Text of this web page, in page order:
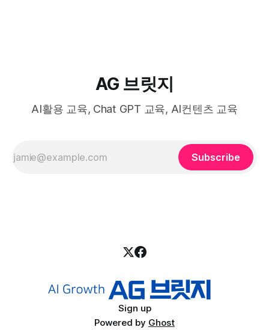
AG 브릿지
AI활용 교육, Chat GPT 교육, AI컨텐츠 교육
Subscribe
Sign up
Powered by Ghost